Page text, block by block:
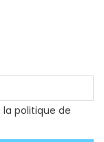
politique de